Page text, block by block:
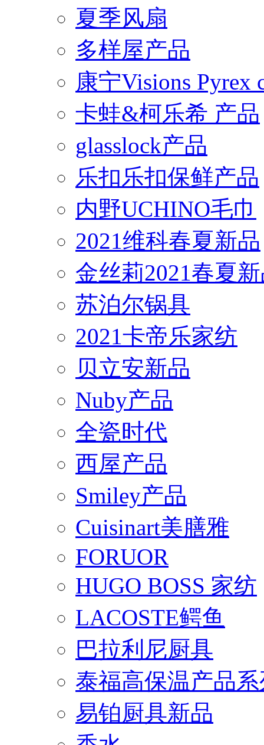
夏季风扇
多样屋产品
康宁Visions Pyrex
卡蛙&柯乐希 产品
glasslock产品
乐扣乐扣保鲜产品
内野UCHINO毛巾
2021维科春夏新品
金丝莉2021春夏
苏泊尔锅具
2021卡帝乐家纺
贝立安新品
Nuby产品
全瓷时代
西屋产品
Smiley产品
Cuisinart美膳雅
FORUOR
HUGO BOSS 家纺
LACOSTE鳄鱼
巴拉利尼厨具
泰福高保温产品
易铂厨具新品